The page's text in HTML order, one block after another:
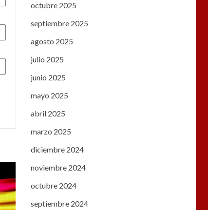
octubre 2025
septiembre 2025
agosto 2025
julio 2025
junio 2025
mayo 2025
abril 2025
marzo 2025
diciembre 2024
noviembre 2024
octubre 2024
septiembre 2024